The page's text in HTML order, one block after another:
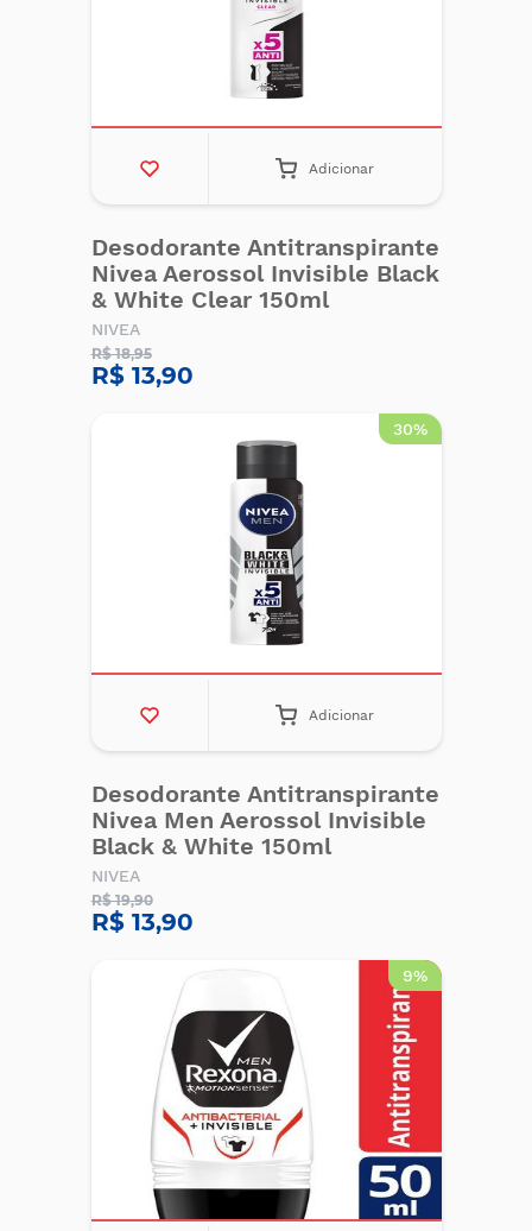
Adicionar
Desodorante Antitranspirante
Nivea Aerossol Invisible Black
& White Clear 150ml
NIVEA
R$ 18,95
R$ 13,90
30%
Adicionar
Desodorante Antitranspirante
Nivea Men Aerossol Invisible
Black & White 150ml
NIVEA
R$ 19,90
R$ 13,90
9%